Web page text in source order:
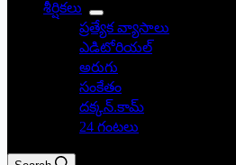
శీర్షికలు
ప్రత్యేక వ్యాసాలు
ఎడిటోరియల్
అరుగు
సంకేతం
దక్కన్.కామ్
24 గంటలు